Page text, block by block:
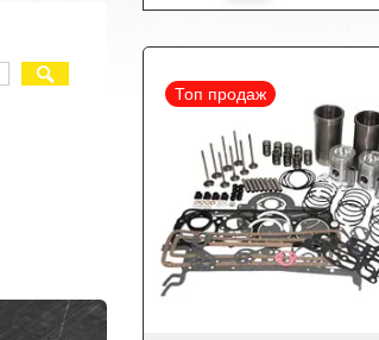
Топ продаж